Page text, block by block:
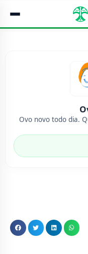
Ovo novo todo dia.